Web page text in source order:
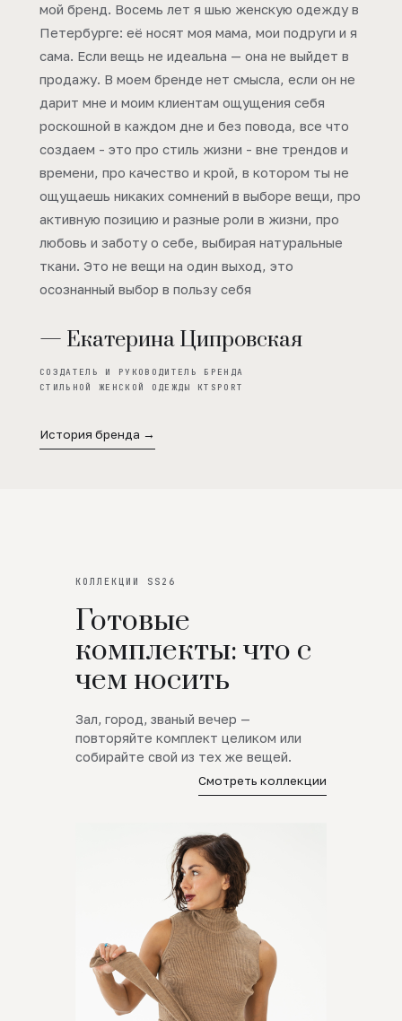
мой бренд. Восемь лет я шью женскую одежду в
Петербурге: её носят моя мама, мои подруги и я
сама. Если вещь не идеальна — она не выйдет в
продажу. В моем бренде нет смысла, если он не
дарит мне и моим клиентам ощущения себя
роскошной в каждом дне и без повода, все что
создаем - это про стиль жизни - вне трендов и
времени, про качество и крой, в котором ты не
ощущаешь никаких сомнений в выборе вещи, про
активную позицию и разные роли в жизни, про
любовь и заботу о себе, выбирая натуральные
ткани. Это не вещи на один выход, это
осознанный выбор в пользу себя
— Екатерина Ципровская
СОЗДАТЕЛЬ И РУКОВОДИТЕЛЬ БРЕНДА
СТИЛЬНОЙ ЖЕНСКОЙ ОДЕЖДЫ KTSPORT
История бренда →
КОЛЛЕКЦИИ SS26
Готовые
комплекты: что с
чем носить
Зал, город, званый вечер —
повторяйте комплект целиком или
собирайте свой из тех же вещей.
Смотреть коллекции